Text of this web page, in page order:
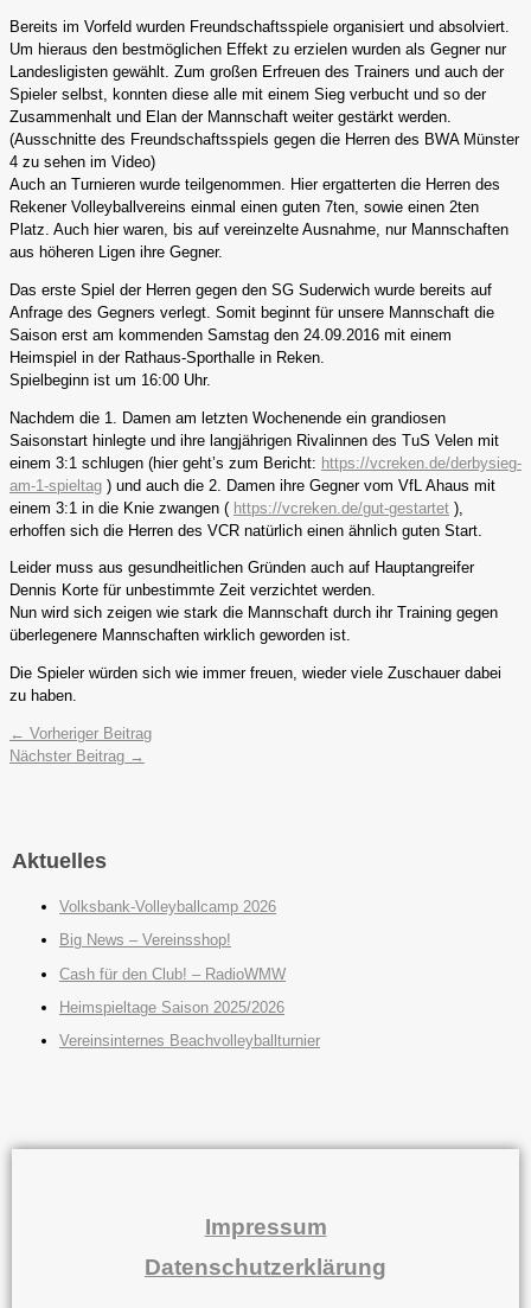
Bereits im Vorfeld wurden Freundschaftsspiele organisiert und absolviert.
Um hieraus den bestmöglichen Effekt zu erzielen wurden als Gegner nur
Landesligisten gewählt. Zum großen Erfreuen des Trainers und auch der
Spieler selbst, konnten diese alle mit einem Sieg verbucht und so der
Zusammenhalt und Elan der Mannschaft weiter gestärkt werden.
(Ausschnitte des Freundschaftsspiels gegen die Herren des BWA Münster
4 zu sehen im Video)
Auch an Turnieren wurde teilgenommen. Hier ergatterten die Herren des
Rekener Volleyballvereins einmal einen guten 7ten, sowie einen 2ten
Platz. Auch hier waren, bis auf vereinzelte Ausnahme, nur Mannschaften
aus höheren Ligen ihre Gegner.
Das erste Spiel der Herren gegen den SG Suderwich wurde bereits auf
Anfrage des Gegners verlegt. Somit beginnt für unsere Mannschaft die
Saison erst am kommenden Samstag den 24.09.2016 mit einem
Heimspiel in der Rathaus-Sporthalle in Reken.
Spielbeginn ist um 16:00 Uhr.
Nachdem die 1. Damen am letzten Wochenende ein grandiosen
Saisonstart hinlegte und ihre langjährigen Rivalinnen des TuS Velen mit
einem 3:1 schlugen (hier geht’s zum Bericht: https://vcreken.de/derbysieg-
am-1-spieltag ) und auch die 2. Damen ihre Gegner vom VfL Ahaus mit
einem 3:1 in die Knie zwangen ( https://vcreken.de/gut-gestartet ),
erhoffen sich die Herren des VCR natürlich einen ähnlich guten Start.
Leider muss aus gesundheitlichen Gründen auch auf Hauptangreifer
Dennis Korte für unbestimmte Zeit verzichtet werden.
Nun wird sich zeigen wie stark die Mannschaft durch ihr Training gegen
überlegenere Mannschaften wirklich geworden ist.
Die Spieler würden sich wie immer freuen, wieder viele Zuschauer dabei
zu haben.
← Vorheriger Beitrag
Nächster Beitrag →
Aktuelles
Volksbank-Volleyballcamp 2026
Big News – Vereinsshop!
Cash für den Club! – RadioWMW
Heimspieltage Saison 2025/2026
Vereinsinternes Beachvolleyballturnier
Impressum
Datenschutzerklärung